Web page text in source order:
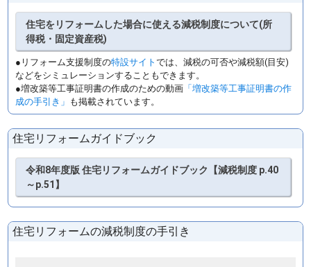
住宅をリフォームした場合に使える減税制度について(所
得税・固定資産税)
●リフォーム支援制度の特設サイトでは、減税の可否や減税額(目安)
などをシミュレーションすることもできます。
●増改築等工事証明書の作成のための動画 「増改築等工事証明書の作
成の手引き」 も掲載されています。
住宅リフォームガイドブック
令和8年度版 住宅リフォームガイドブック【減税制度 p.40
～p.51】
住宅リフォームの減税制度の手引き